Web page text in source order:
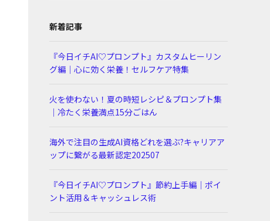
新着記事
『今日イチAI♡プロンプト』カスタムヒーリン
グ編｜心に効く栄養！セルフケア特集
火を使わない！夏の時短レシピ＆プロンプト集
｜冷たく栄養満点15分ごはん
海外で注目の生成AI資格どれを選ぶ?キャリアア
ップに繋がる最新認定202507
『今日イチAI♡プロンプト』節約上手編｜ポイ
ント活用＆キャッシュレス術